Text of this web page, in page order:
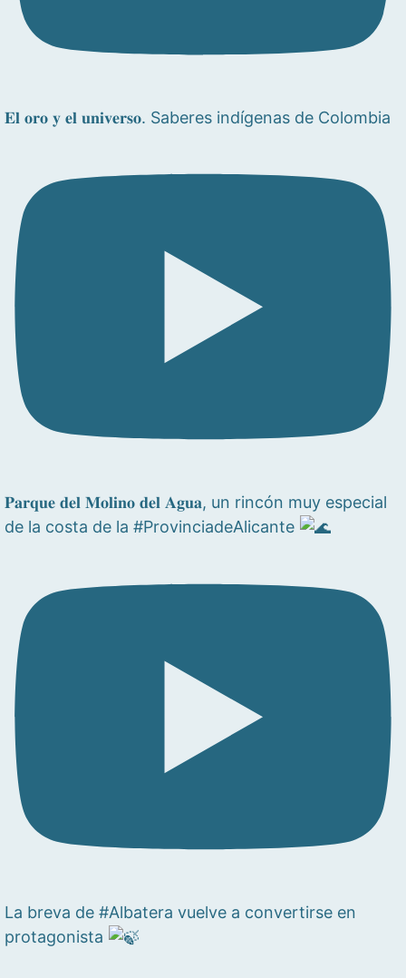
𝐄𝐥 𝐨𝐫𝐨 𝐲 𝐞𝐥 𝐮𝐧𝐢𝐯𝐞𝐫𝐬𝐨. Saberes indígenas de Colombia
𝐏𝐚𝐫𝐪𝐮𝐞 𝐝𝐞𝐥 𝐌𝐨𝐥𝐢𝐧𝐨 𝐝𝐞𝐥 𝐀𝐠𝐮𝐚, un rincón muy especial
de la costa de la #ProvinciadeAlicante
La breva de #Albatera vuelve a convertirse en
protagonista